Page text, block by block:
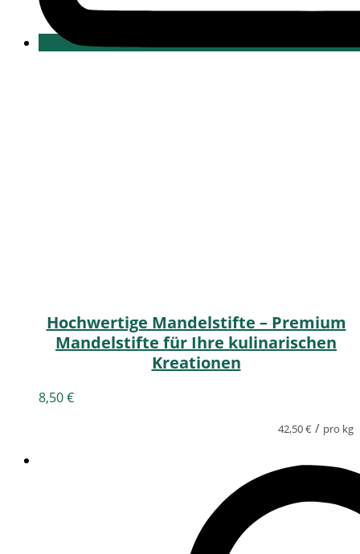
Hochwertige Mandelstifte – Premium
Mandelstifte für Ihre kulinarischen
Kreationen
8,50€
42,50€ / pro kg